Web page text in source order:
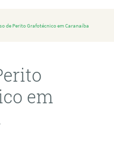
de Perito Grafotécnico em Caranaíba
em